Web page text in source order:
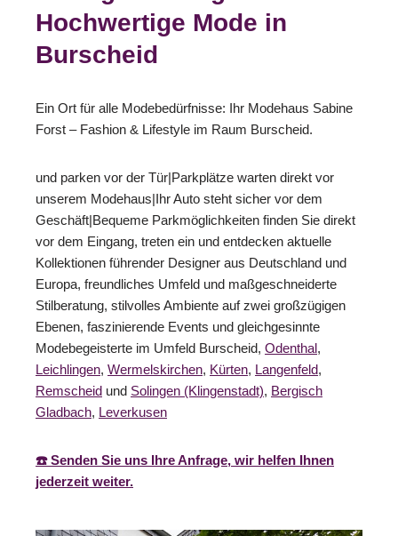
Hochwertige Mode in
Burscheid
Ein Ort für alle Modebedürfnisse: Ihr Modehaus Sabine
Forst – Fashion & Lifestyle im Raum Burscheid.
und parken vor der Tür|Parkplätze warten direkt vor
unserem Modehaus|Ihr Auto steht sicher vor dem
Geschäft|Bequeme Parkmöglichkeiten finden Sie direkt
vor dem Eingang, treten ein und entdecken aktuelle
Kollektionen führender Designer aus Deutschland und
Europa, freundliches Umfeld und maßgeschneiderte
Stilberatung, stilvolles Ambiente auf zwei großzügigen
Ebenen, faszinierende Events und gleichgesinnte
Modebegeisterte im Umfeld Burscheid, Odenthal,
Leichlingen, Wermelskirchen, Kürten, Langenfeld,
Remscheid und Solingen (Klingenstadt), Bergisch
Gladbach, Leverkusen
☎️ Senden Sie uns Ihre Anfrage, wir helfen Ihnen
jederzeit weiter.